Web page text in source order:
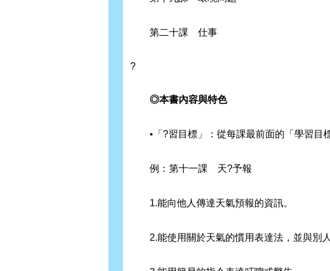
第二十課 仕事
?
◎本書內容與特色
•「?習目標」：從每課最前面的「學習目
例：第十一課 天?予報
1.能向他人傳達天氣預報的資訊。
2.能使用關於天氣的慣用表達法，並與別人